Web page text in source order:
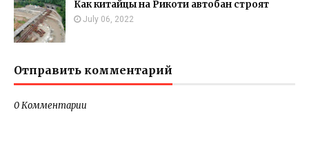
Как китайцы на Рикоти автобан строят
July 06, 2022
Отправить комментарий
0 Комментарии